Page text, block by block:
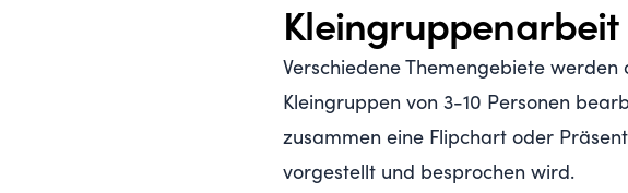
Kleingruppenarbeit
Verschiedene Themengebiete
Kleingruppen von 3-10 Personen
zusammen eine Flipchart oder
vorgestellt und besprochen wird.